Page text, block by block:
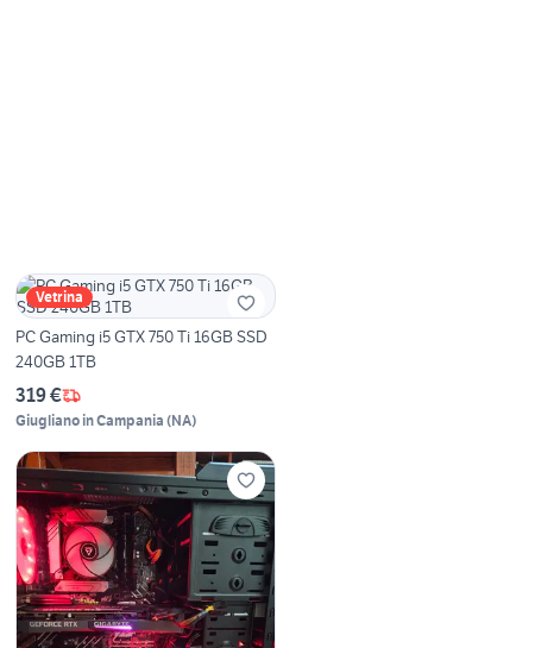
Vetrina
PC Gaming i5 GTX 750 Ti 16GB SSD
240GB 1TB
319 €
Giugliano in Campania (NA)